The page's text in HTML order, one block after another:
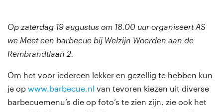
Op zaterdag 19 augustus om 18.00 uur organiseert AS
we Meet een barbecue bij Welzijn Woerden aan de
Rembrandtlaan 2.
Om het voor iedereen lekker en gezellig te hebben kun
je op www.barbecue.nl van tevoren kiezen uit diverse
barbecuemenu’s die op foto’s te zien zijn, zie ook het